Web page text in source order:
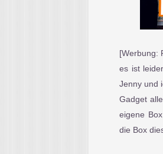
[Werbung:
es ist
Jenny und
Gadget
eigene
die Box